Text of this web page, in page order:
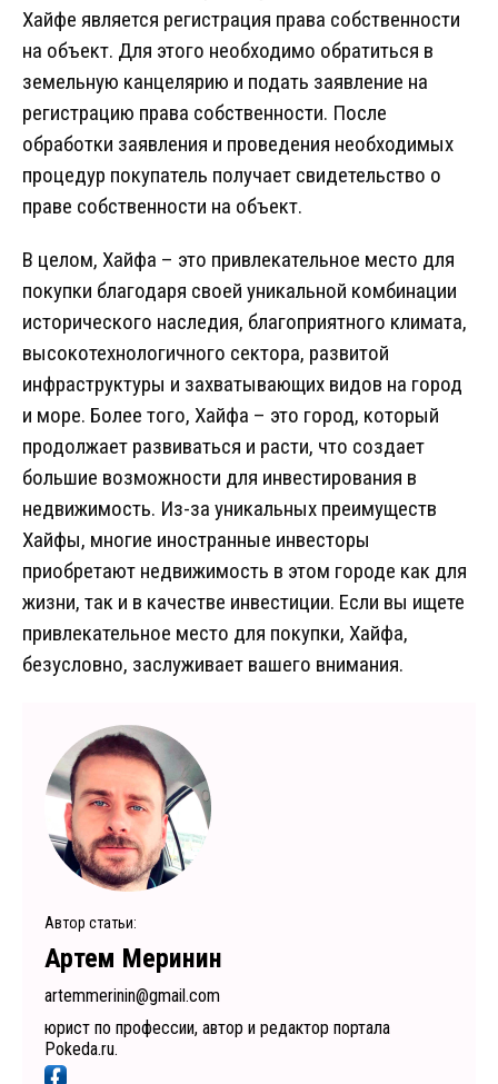
Хайфе является регистрация права собственности
на объект. Для этого необходимо обратиться в
земельную канцелярию и подать заявление на
регистрацию права собственности. После
обработки заявления и проведения необходимых
процедур покупатель получает свидетельство о
праве собственности на объект.
В целом, Хайфа – это привлекательное место для
покупки благодаря своей уникальной комбинации
исторического наследия, благоприятного климата,
высокотехнологичного сектора, развитой
инфраструктуры и захватывающих видов на город
и море. Более того, Хайфа – это город, который
продолжает развиваться и расти, что создает
большие возможности для инвестирования в
недвижимость. Из-за уникальных преимуществ
Хайфы, многие иностранные инвесторы
приобретают недвижимость в этом городе как для
жизни, так и в качестве инвестиции. Если вы ищете
привлекательное место для покупки, Хайфа,
безусловно, заслуживает вашего внимания.
Автор статьи:
Артем Меринин
artemmerinin@gmail.com
юрист по профессии, автор и редактор портала
Pokeda.ru.